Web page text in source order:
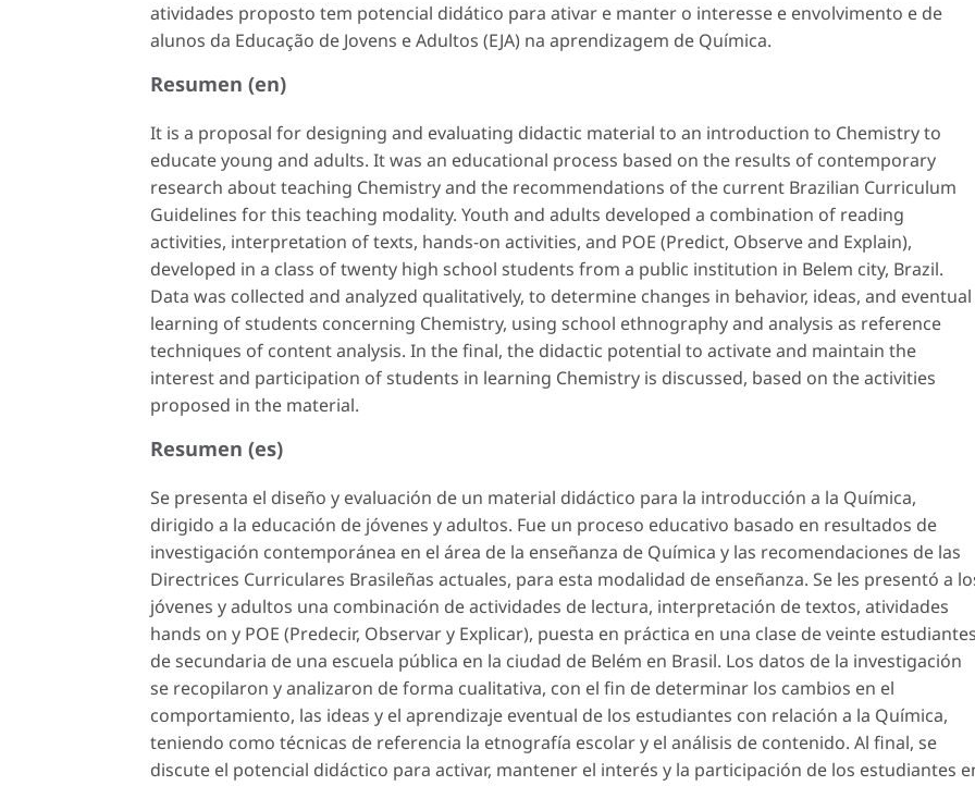
atividades proposto tem potencial didático para ativar e manter o interesse e envolvimento e de
alunos da Educação de Jovens e Adultos (EJA) na aprendizagem de Química.
Resumen (en)
It is a proposal for designing and evaluating didactic material to an introduction to Chemistry to
educate young and adults. It was an educational process based on the results of contemporary
research about ​​teaching Chemistry and the recommendations of the current Brazilian Curriculum
Guidelines for this teaching modality. Youth and adults developed a combination of reading
activities, interpretation of texts, hands-on activities, and POE (Predict, Observe and Explain),
developed in a class of twenty high school students from a public institution in Belem city, Brazil.
Data was collected and analyzed qualitatively, to determine changes in behavior, ideas, and eventual
learning of students concerning Chemistry, using school ethnography and analysis as reference
techniques of content analysis. In the final, the didactic potential to activate and maintain the
interest and participation of students in learning Chemistry is discussed, based on the activities
proposed in the material.
Resumen (es)
Se presenta el diseño y evaluación de un material didáctico para la introducción a la Química,
dirigido a la educación de jóvenes y adultos. Fue un proceso educativo basado en resultados de
investigación contemporánea en el área de la enseñanza de Química y las recomendaciones de las
Directrices Curriculares Brasileñas actuales, para esta modalidad de enseñanza. Se les presentó a
jóvenes y adultos una combinación de actividades de lectura, interpretación de textos, atividades
hands on y POE (Predecir, Observar y Explicar), puesta en práctica en una clase de veinte
de secundaria de una escuela pública en la ciudad de Belém en Brasil. Los datos de la investigación
se recopilaron y analizaron de forma cualitativa, con el fin de determinar los cambios en el
comportamiento, las ideas y el aprendizaje eventual de los estudiantes con relación a la Química,
teniendo como técnicas de referencia la etnografía escolar y el análisis de contenido. Al final, se
discute el potencial didáctico para activar, mantener el interés y la participación de los estudiantes